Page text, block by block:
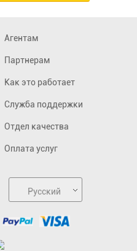
Агентам
Партнерам
Как это работает
Служба поддержки
Отдел качества
Оплата услуг
Русский